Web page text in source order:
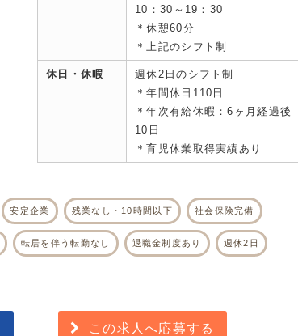
10：30～19：30
＊休憩60分
＊上記のシフト制
休日・休暇
週休2日のシフト制
＊年間休日110日
＊年次有給休暇：6ヶ月経過後
10日
＊育児休業取得実績あり
安定企業 残業なし・10時間以下 社会保険完備
転居を伴う転勤なし 退職金制度あり 週休2日
この求人へ応募する